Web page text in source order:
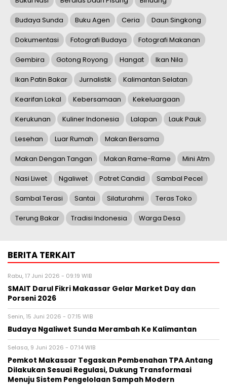
Budaya Sunda Buku Agen Ceria Daun Singkong
Dokumentasi Fotografi Budaya Fotografi Makanan
Gembira Gotong Royong Hangat Ikan Nila
Ikan Patin Bakar Jurnalistik Kalimantan Selatan
Kearifan Lokal Kebersamaan Kekeluargaan
Kerukunan Kuliner Indonesia Lalapan Lauk Pauk
Lesehan Luar Rumah Makan Bersama
Makan Dengan Tangan Makan Rame-Rame Mini Atm
Nasi Liwet Ngaliwet Potret Candid Sambal Pecel
Sambal Terasi Santai Silaturahmi Teras Toko
Terung Bakar Tradisi Indonesia Warga Desa
BERITA TERKAIT
Rabu, 17 Juni 2026 - 09:19 WIB
SMAIT Darul Fikri Makassar Gelar Market Day dan
Porseni 2026
Senin, 15 Juni 2026 - 07:15 WIB
Budaya Ngaliwet Sunda Merambah Ke Kalimantan
Selasa, 9 Juni 2026 - 07:14 WIB
Pemkot Makassar Tegaskan Pembenahan TPA Antang
Dilakukan Sesuai Regulasi, Dukung Transformasi
Menuju Sistem Pengelolaan Sampah Modern